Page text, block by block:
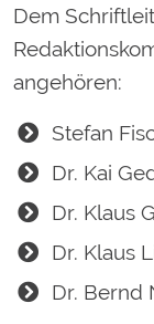
Dem
angehören:
Stefan
Dr. Kai
Dr. Klaus
Dr. Klaus
Dr. Bernd